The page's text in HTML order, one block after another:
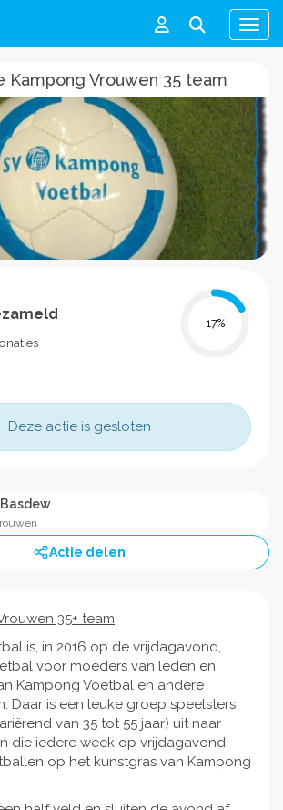
Menu
Kampong Vrouwen 35 team
17%
Deze actie is gesloten
Actie delen
35+ team
is, in 2016 op de vrijdagavond,
voor moeders van leden en
Kampong Voetbal en andere
Daar is een leuke groep speelsters
van 35 tot 55 jaar) uit naar
die iedere week op vrijdagavond
op het kunstgras van Kampong